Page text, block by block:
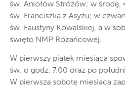
św. Aniołów Stróżów; w środę,
św. Franciszka z Asyżu; w
św. Faustyny Kowalskiej, a w
święto NMP Różańcowej.
W pierwszy piątek miesiąca
św. o godz. 7.00 oraz po
W pierwszą sobotę miesiąca